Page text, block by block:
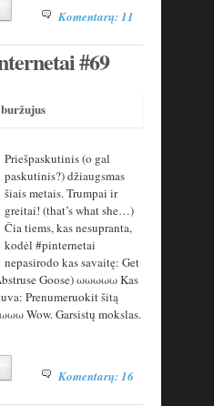
Komentarų: 11
#69
buržujus
Priešpaskutinis (o gal
paskutinis?) džiaugsmas
šiais metais. Trumpai ir
greitai! (that’s what she…)
Čia tiems, kas nesupranta,
kodėl #pinternetai
nepasirodo kas savaitę: Get
Goose) ωωωωω Kas
Prenumeruokit šitą
Wow. Garsistų mokslas.
Komentarų: 16